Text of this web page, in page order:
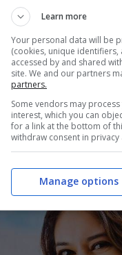
appena
comunque in
l’accordo
in tempi
Learn more
Your personal data will be
(cookies, unique
accessed by and shared
site. We and our partners
partners.
Some vendors may
interest, which you can
for a link at the bottom of
withdraw consent in
Manage options